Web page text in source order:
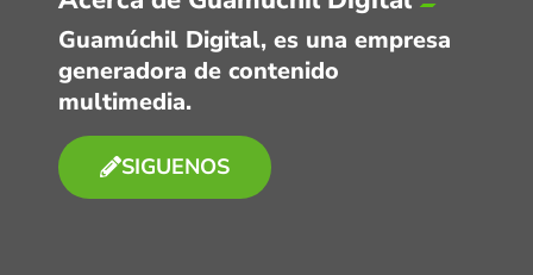
Guamúchil Digital, es una empresa
generadora de contenido
multimedia.
SIGUENOS